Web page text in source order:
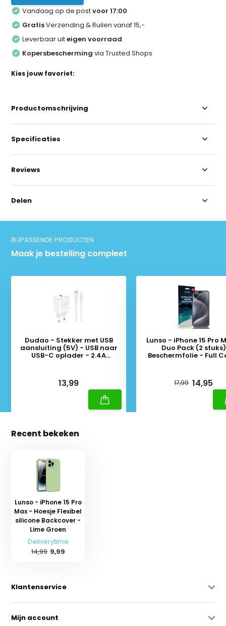
Vandaag op de postvoor 17:00
GratisVerzending & Ruilen vanaf 15,-
Leverbaar uiteigen voorraad
Kopersbescherming via Trusted Shops
Kies jouw favoriet:
Productomschrijving
Specificaties
Reviews
Delen
BIJPASSENDE PRODUCTEN
Maak je bestelling compleet
Dudao - Stekker met USB
aansluiting (5V) - USB naar
USB-C oplader - 2.4A
13,99
Lunso - iPhone 15 Pro
Duo Pack (2 stuks)
Beschermfolie - Full
17,99 14,95
Recent bekeken
Lunso - iPhone 15 Pro
Max - Hoesje Flexibel
silicone Backcover -
Lime Groen
Deliverytime
14,99 9,99
Klantenservice
Mijn account